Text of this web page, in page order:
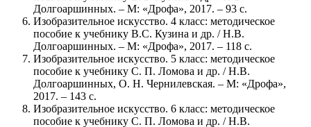
Долгоаршинных. – М: «Дрофа», 2017. – 93 с.
Изобразительное искусство. 4 класс: методическое
пособие к учебнику В.С. Кузина и др. / Н.В.
Долгоаршинных. – М: «Дрофа», 2017. – 118 с.
Изобразительное искусство. 5 класс: методическое
пособие к учебнику С. П. Ломова и др. / Н.В.
Долгоаршинных, О. Н. Чернилевская. – М: «Дрофа»,
2017. – 143 с.
Изобразительное искусство. 6 класс: методическое
пособие к учебнику С. П. Ломова и др. / Н.В.